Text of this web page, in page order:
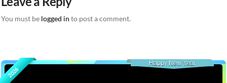
You must be logged in to post a comment.
2026
Happy New Year